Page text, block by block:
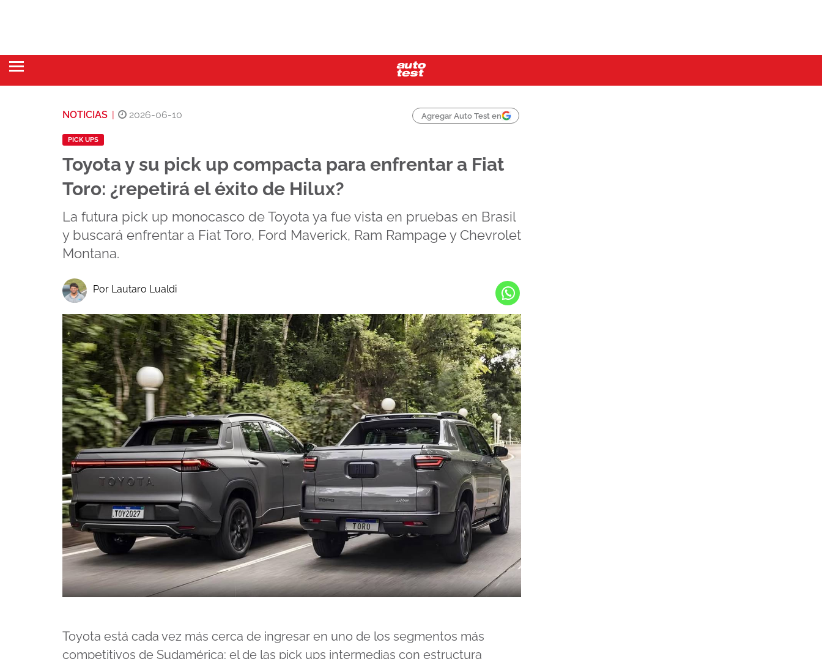
NOTICIAS 2026-06-10 Agregar Auto Test en
PICK UPS
Toyota y su pick up compacta para enfrentar a Fiat
Toro: ¿repetirá el éxito de Hilux?
La futura pick up monocasco de Toyota ya fue vista en pruebas en Brasil
y buscará enfrentar a Fiat Toro, Ford Maverick, Ram Rampage y Chevrolet
Montana.
Por Lautaro Lualdi
Toyota está cada vez más cerca de ingresar en uno de los segmentos más
competitivos de Sudamérica: el de las pick ups intermedias con estructura